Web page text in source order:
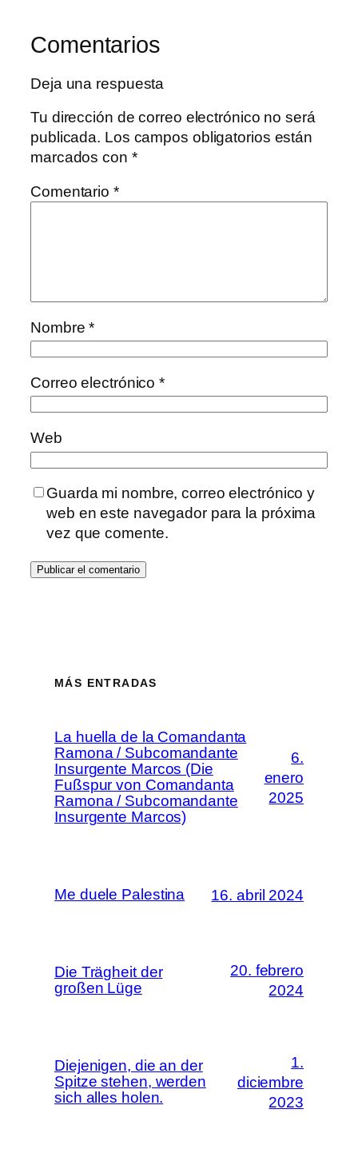
Comentarios
Deja una respuesta
Tu dirección de correo electrónico no será
publicada. Los campos obligatorios están
marcados con *
Comentario *
Nombre*
Correo electrónico*
Web
Guarda mi nombre, correo electrónico y
web en este navegador para la próxima
vez que comente.
MÁS ENTRADAS
La huella de la Comandanta
Ramona / Subcomandante
Insurgente Marcos (Die
Fußspur von Comandanta
Ramona / Subcomandante
Insurgente Marcos)
6.
enero
2025
Me duele Palestina 16. abril 2024
Die Trägheit der
großen Lüge
20. febrero
2024
Diejenigen, die an der
Spitze stehen, werden
sich alles holen.
1.
diciembre
2023